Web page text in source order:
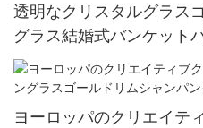
透明なクリスタルグラス
グラス結婚式バンケット
グラス200ml-500ml
ヨーロッパのクリエイテ